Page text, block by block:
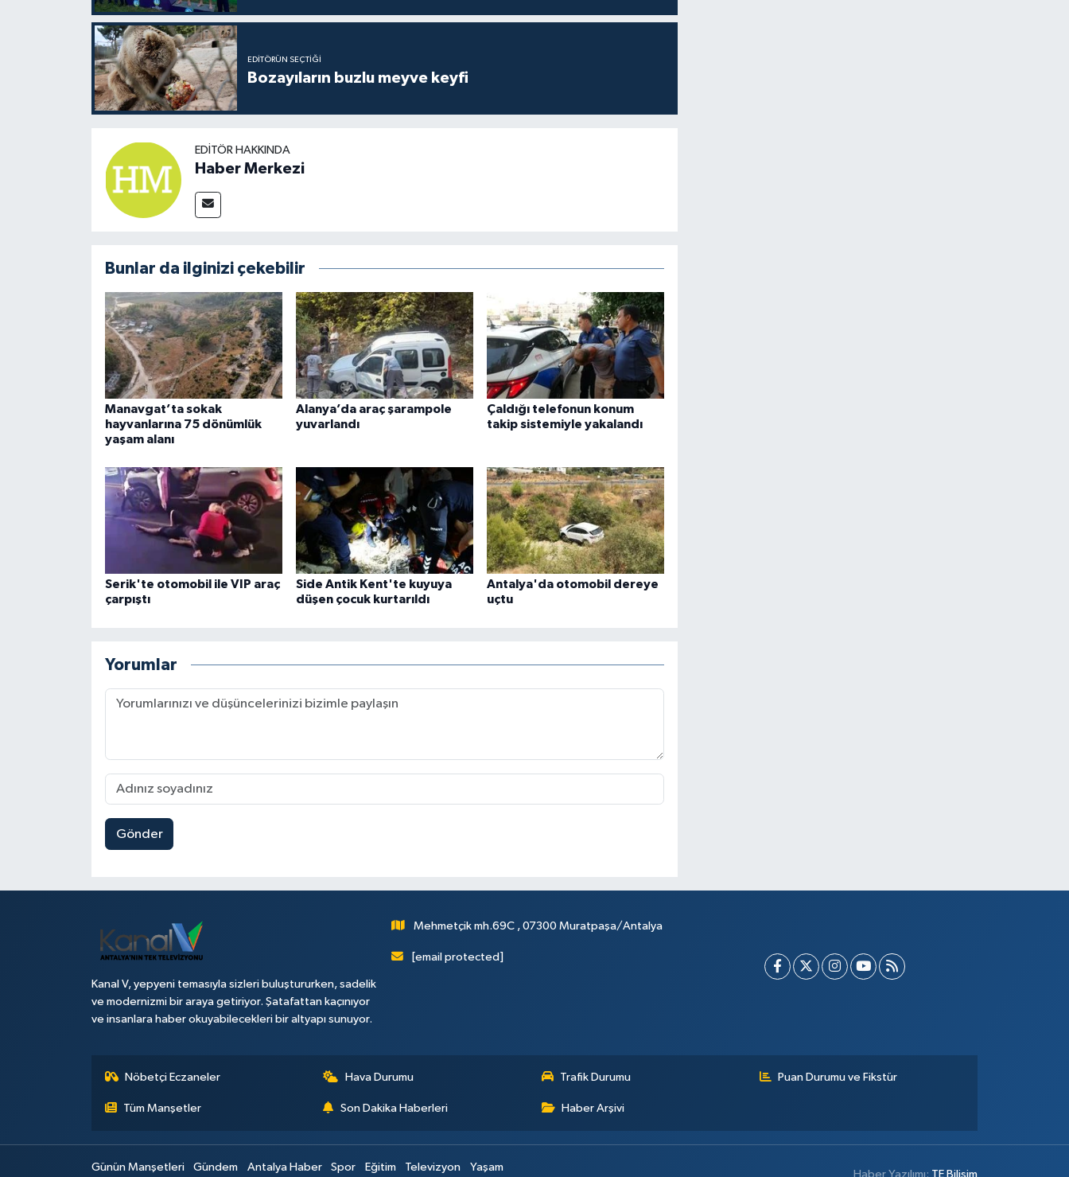
EDITÖRÜN SEÇTIĞI
Bozayıların buzlu meyve keyfi
EDITÖR HAKKINDA
Haber Merkezi
Bunlar da ilginizi çekebilir
Manavgat’ta sokak
hayvanlarına 75 dönümlük
yaşam alanı
Alanya’da araç şarampole
yuvarlandı
Çaldığı telefonun konum
takip sistemiyle yakalandı
Serik'te otomobil ile VIP araç
çarpıştı
Side Antik Kent'te kuyuya
düşen çocuk kurtarıldı
Antalya'da otomobil dereye
uçtu
Yorumlar
Gönder
Kanal V, yepyeni temasıyla sizleri buluştururken, sadelik
ve modernizmi bir araya getiriyor. Şatafattan kaçınıyor
ve insanlara haber okuyabilecekleri bir altyapı sunuyor.
Mehmetçik mh.69C , 07300 Muratpaşa/Antalya
[email protected]
Nöbetçi Eczaneler Hava Durumu Trafik Durumu Puan Durumu ve Fikstür
Tüm Manşetler Son Dakika Haberleri Haber Arşivi
Günün Manşetleri Gündem Antalya Haber Spor Eğitim Televizyon Yaşam
Haber Yazılımı: TE Bilişim